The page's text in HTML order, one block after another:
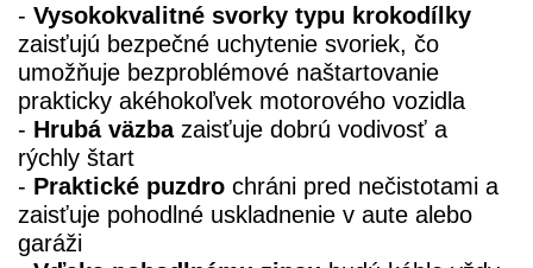
- Vysokokvalitné svorky typu krokodílky
zaisťujú bezpečné uchytenie svoriek, čo
umožňuje bezproblémové naštartovanie
prakticky akéhokoľvek motorového vozidla
- Hrubá väzbazaisťuje dobrú vodivosť a
rýchly štart
- Praktické puzdro chráni pred nečistotami a
zaisťuje pohodlné uskladnenie v aute alebo
garáži